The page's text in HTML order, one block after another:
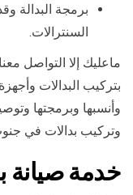
برمجة البدالة
السنترالات.
ماعليك إلا التواصل
بتركيب البدالات
وأنسبها وبرمجتها
وتركيب بدالات في
خدمة صيانة